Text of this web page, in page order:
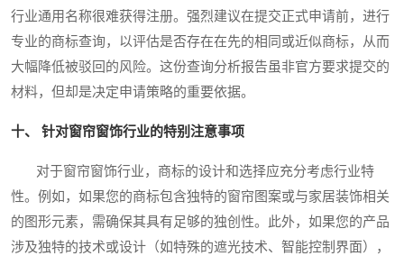
行业通用名称很难获得注册。强烈建议在提交正式申请前，进行
专业的商标查询，以评估是否存在在先的相同或近似商标，从而
大幅降低被驳回的风险。这份查询分析报告虽非官方要求提交的
材料，但却是决定申请策略的重要依据。
十、 针对窗帘窗饰行业的特别注意事项
对于窗帘窗饰行业，商标的设计和选择应充分考虑行业特
性。例如，如果您的商标包含独特的窗帘图案或与家居装饰相关
的图形元素，需确保其具有足够的独创性。此外，如果您的产品
涉及独特的技术或设计（如特殊的遮光技术、智能控制界面），